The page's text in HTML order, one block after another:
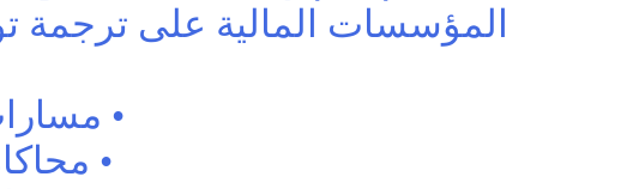
المؤسسات المالية على ترجمة
•
•